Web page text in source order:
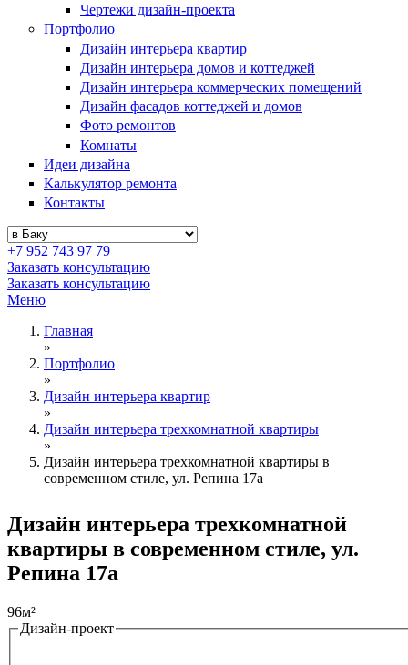
Чертежи дизайн-проекта
Портфолио
Дизайн интерьера квартир
Дизайн интерьера домов и коттеджей
Дизайн интерьера коммерческих помещений
Дизайн фасадов коттеджей и домов
Фото ремонтов
Комнаты
Идеи дизайна
Калькулятор ремонта
Контакты
+7 952 743 97 79
Заказать консультацию
Заказать консультацию
Меню
Главная
»
Портфолио
»
Дизайн интерьера квартир
»
Дизайн интерьера трехкомнатной квартиры
»
Дизайн интерьера трехкомнатной квартиры в
современном стиле, ул. Репина 17а
Дизайн интерьера трехкомнатной
квартиры в современном стиле, ул.
Репина 17а
96м²
Дизайн-проект